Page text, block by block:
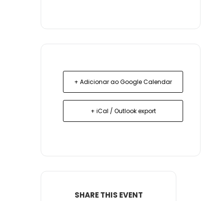
+ Adicionar ao Google Calendar
+ iCal / Outlook export
SHARE THIS EVENT